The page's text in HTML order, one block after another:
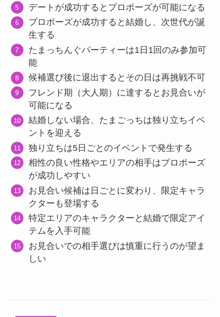
デートが成功するとプロポーズが可能になる
プロポーズが成功すると結婚し、次世代が誕
生する
たまっちんぐパーティーは1日1回のみ参加可
能
候補選び後に退出するとその日は再挑戦不可
フレンド期（大人期）に達するとお見合いが
可能になる
結婚しない場合、たまごっちは独り立ちイベ
ントを迎える
独り立ちは5日ごとのイベントで発生する
相性の良い性格やエリアの相手はプロポーズ
が成功しやすい
お見合い候補は日ごとに変わり、限定キャラ
クターも登場する
特定エリアのキャラクターと結婚で限定アイ
テムを入手可能
お見合いでの相手選びは慎重に行うのが望ま
しい